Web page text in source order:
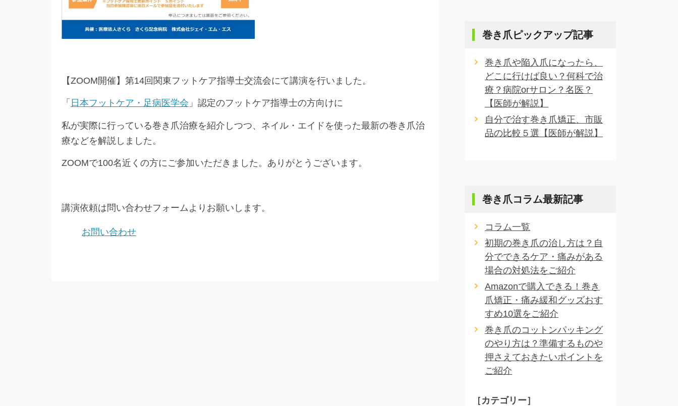
【ZOOM開催】第14回関東フットケア指導士交流会にて講演を行いました。
「 日本フットケア・足病医学会 」認定のフットケア指導士の方向けに
私が実際に行っている巻き爪治療を紹介しつつ、ネイル・エイドを使った最新の巻き爪治
療などを解説しました。
ZOOMで100名近くの方にご参加いただきました。ありがとうございます。
講演依頼は問い合わせフォームよりお願いします。
お問い合わせ
巻き爪ピックアップ記事
巻き爪や陥入爪になったら、
どこに行けば良い？何科で治
療？病院orサロン？名医？
【医師が解説】
自分で治す巻き爪矯正、市販
品の比較５選【医師が解説】
巻き爪コラム最新記事
コラム一覧
初期の巻き爪の治し方は？自
分でできるケア・痛みがある
場合の対処法をご紹介
Amazonで購入できる！巻き
爪矯正・痛み緩和グッズおす
すめ10選をご紹介
巻き爪のコットンパッキング
のやり方は？準備するものや
押さえておきたいポイントを
ご紹介
［カテゴリー］